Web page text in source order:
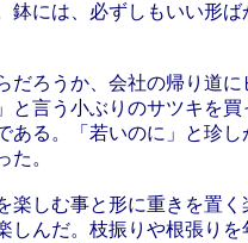
鉢には、必ずしもいい形ば
だろうか、会社の帰り道に
と言う小ぶりのサツキを買
ある。「若いのに」と珍し
た。
楽しむ事と形に重きを置く
しんだ。枝振りや根張りを